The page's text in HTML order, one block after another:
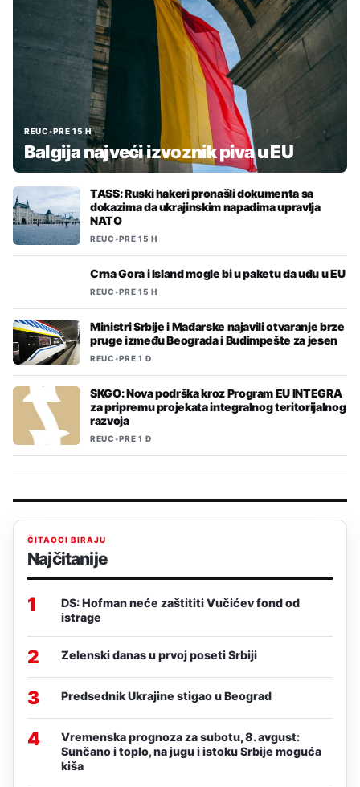
REUC•PRE 15 H
Balgija najveći izvoznik piva u EU
TASS: Ruski hakeri pronašli dokumenta sa
dokazima da ukrajinskim napadima upravlja
NATO
REUC•PRE 15 H
Crna Gora i Island mogle bi u paketu da uđu u EU
REUC•PRE 15 H
Ministri Srbije i Mađarske najavili otvaranje brze
pruge između Beograda i Budimpešte za jesen
REUC•PRE 1 D
SKGO: Nova podrška kroz Program EU INTEGRA
za pripremu projekata integralnog teritorijalnog
razvoja
REUC•PRE 1 D
ČITAOCI BIRAJU
Najčitanije
1
DS: Hofman neće zaštititi Vučićev fond od
istrage
2 Zelenski danas u prvoj poseti Srbiji
3 Predsednik Ukrajine stigao u Beograd
4
Vremenska prognoza za subotu, 8. avgust:
Sunčano i toplo, na jugu i istoku Srbije moguća
kiša